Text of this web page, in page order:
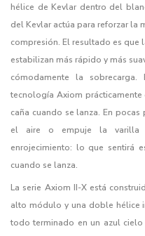
hélice de Kevlar dentro del
del Kevlar actúa para reforzar la
compresión. El resultado es que
estabilizan más rápido y más
cómodamente la
tecnología Axiom
caña cuando se lanza. En
el aire o empuje la varilla
enrojecimiento: lo que sentirá
cuando se lanza.
La serie Axiom II-X está
alto módulo y una doble hélice
todo terminado en un azul cielo